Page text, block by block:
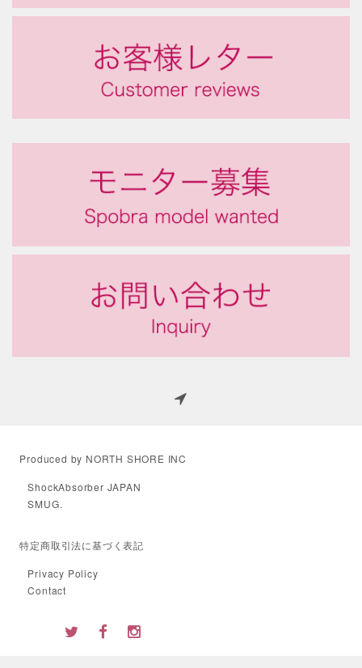
Produced by NORTH SHORE INC
ShockAbsorber JAPAN
SMUG.
特定商取引法に基づく表記
Privacy Policy
Contact